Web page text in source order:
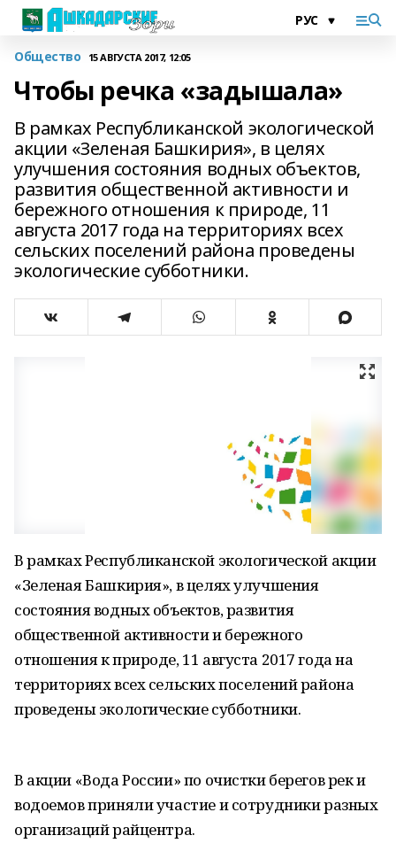
Общество 15 АВГУСТА 2017, 12:05
Чтобы речка «задышала»
В рамках Республиканской экологической
акции «Зеленая Башкирия», в целях
улучшения состояния водных объектов,
развития общественной активности и
бережного отношения к природе, 11
августа 2017 года на территориях всех
сельских поселений района проведены
экологические субботники.
В рамках Республиканской экологической акции
«Зеленая Башкирия», в целях улучшения
состояния водных объектов, развития
общественной активности и бережного
отношения к природе, 11 августа 2017 года на
территориях всех сельских поселений района
проведены экологические субботники.
В акции «Вода России» по очистки берегов рек и
водоемов приняли участие и сотрудники разных
организаций райцентра.